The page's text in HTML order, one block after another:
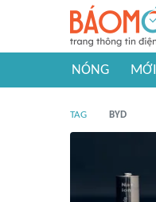
NÓNG MỚI
TAG BYD